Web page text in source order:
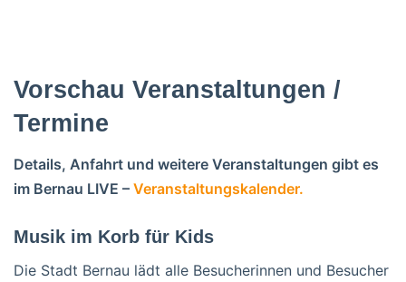
Vorschau Veranstaltungen /
Termine
Details, Anfahrt und weitere Veranstaltungen gibt es
im Bernau LIVE – Veranstaltungskalender.
Musik im Korb für Kids
Die Stadt Bernau lädt alle Besucherinnen und Besucher